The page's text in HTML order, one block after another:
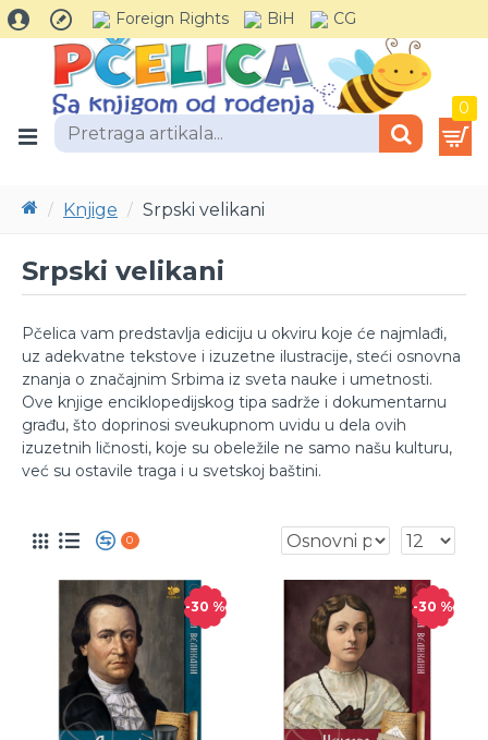
Foreign Rights BiH CG
0
Knjige Srpski velikani
Srpski velikani
Pčelica vam predstavlja ediciju u okviru koje će najmlađi,
uz adekvatne tekstove i izuzetne ilustracije, steći osnovna
znanja o značajnim Srbima iz sveta nauke i umetnosti.
Ove knjige enciklopedijskog tipa sadrže i dokumentarnu
građu, što doprinosi sveukupnom uvidu u dela ovih
izuzetnih ličnosti, koje su obeležile ne samo našu kulturu,
već su ostavile traga i u svetskoj baštini.
0
-30 % -30 %